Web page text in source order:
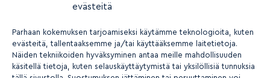
evästeitä
Parhaan kokemuksen tarjoamiseksi käytämme teknologioita, kuten
evästeitä, tallentaaksemme ja/tai käyttääksemme laitetietoja.
Näiden tekniikoiden hyväksyminen antaa meille mahdollisuuden
käsitellä tietoja, kuten selauskäyttäytymistä tai yksilöllisiä tunnuksia
2026 © Suomen nuorisokeskusyhdistys ry